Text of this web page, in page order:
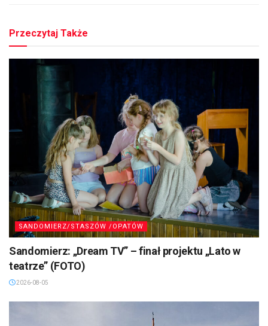
Przeczytaj Także
SANDOMIERZ/STASZÓW /OPATÓW
Sandomierz: „Dream TV” – finał projektu „Lato w
teatrze” (FOTO)
2026-08-05